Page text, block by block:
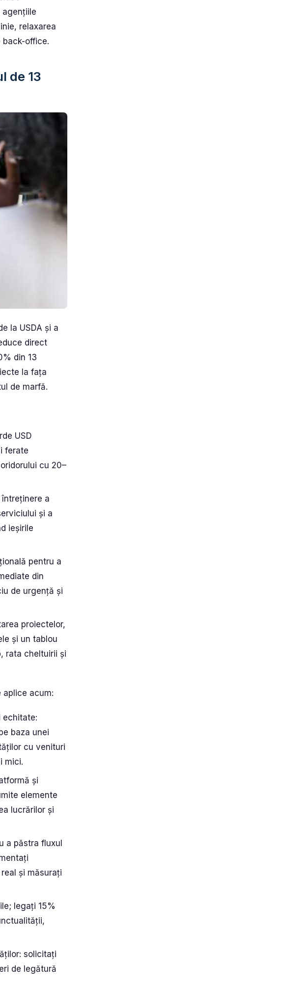
agențiile
relaxarea
back-office.
de 13
la USDA și a
direct
din 13
la fața
de marfă.
USD
ferate
cu 20–
a
și a
ieșirile
pentru a
din
de urgență și
proiectelor,
și un tablou
rata cheltuirii și
aplice acum:
echitate:
baza unei
cu venituri
mici.
și
elemente
lucrărilor și
a păstra fluxul
și măsurați
legați 15%
solicitați
de legătură